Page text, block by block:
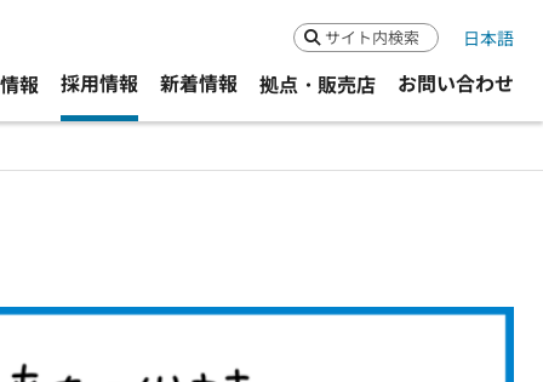
検索 日本語
報 採用情報 新着情報 拠点・販売店 お問い合わせ